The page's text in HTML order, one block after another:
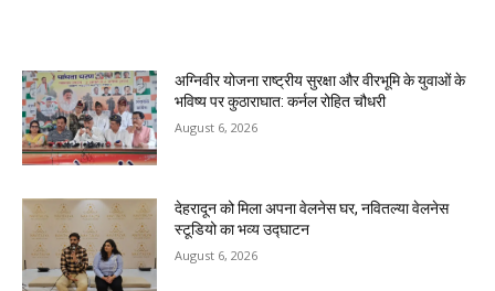
अग्निवीर योजना राष्ट्रीय सुरक्षा और वीरभूमि के युवाओं के
भविष्य पर कुठाराघात: कर्नल रोहित चौधरी
August 6, 2026
देहरादून को मिला अपना वेलनेस घर, नवितल्या वेलनेस
स्टूडियो का भव्य उद्घाटन
August 6, 2026